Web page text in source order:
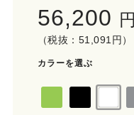
56,200 円
（税抜：51,091円）
カラーを選ぶ